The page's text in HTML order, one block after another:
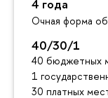
4 года
Очная форма
40/30/1
40 бюджетных
1
30 платных